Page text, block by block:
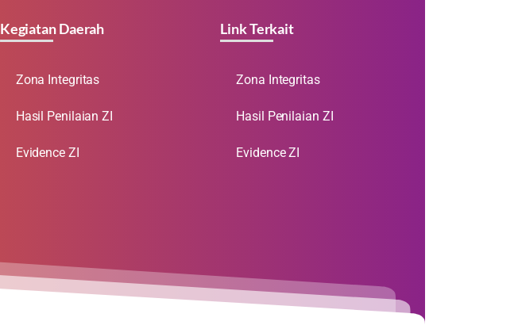
Kegiatan Daerah
Zona Integritas
Hasil Penilaian ZI
Evidence ZI
Link Terkait
Zona Integritas
Hasil Penilaian ZI
Evidence ZI